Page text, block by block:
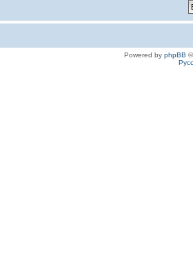
Powered by phpBB